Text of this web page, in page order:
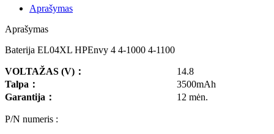
Aprašymas
Aprašymas
Baterija EL04XL HPEnvy 4 4-1000 4-1100
VOLTAŽAS (V) ：
14.8
Talpa ：
3500mAh
Garantija ： 12 mėn.
P/N numeris :